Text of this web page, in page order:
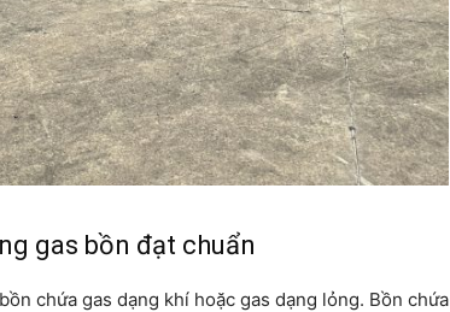
gas bồn đạt chuẩn
chứa gas dạng khí hoặc gas dạng lỏng. Bồn chứa